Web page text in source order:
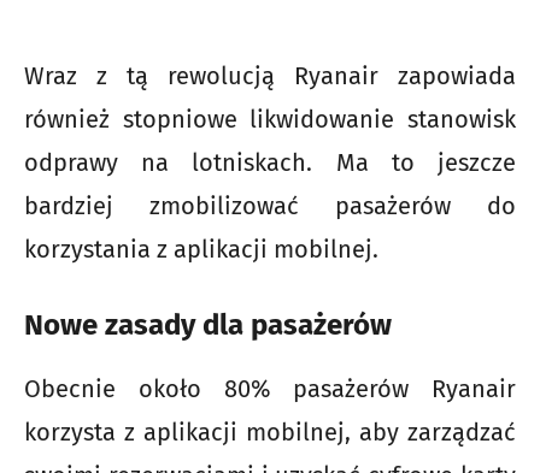
Wraz z tą rewolucją Ryanair zapowiada
również stopniowe likwidowanie stanowisk
odprawy na lotniskach. Ma to jeszcze
bardziej zmobilizować pasażerów do
korzystania z aplikacji mobilnej.
Nowe zasady dla pasażerów
Obecnie około 80% pasażerów Ryanair
korzysta z aplikacji mobilnej, aby zarządzać